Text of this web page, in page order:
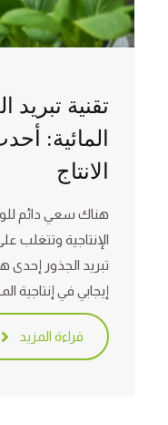
تقنية تبريد
المائية:
الانتاج
هناك سعي دائم
الإنتاجية وتتغلب
تبريد الجذور إحدى
إيجابي في إنتاجية
قراءة المزيد